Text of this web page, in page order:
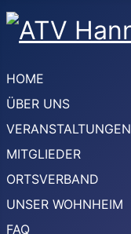
HOME
ÜBER UNS
VERANSTALTUNGEN
MITGLIEDER
ORTSVERBAND
UNSER WOHNHEIM
FAQ